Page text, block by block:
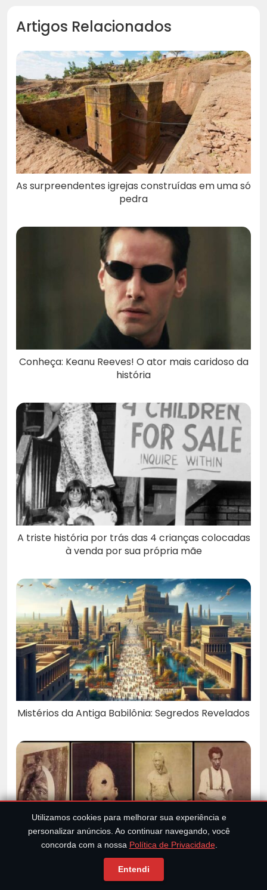
Artigos Relacionados
As surpreendentes igrejas construídas em uma só
pedra
Conheça: Keanu Reeves! O ator mais caridoso da
história
A triste história por trás das 4 crianças colocadas
à venda por sua própria mãe
Mistérios da Antiga Babilônia: Segredos Revelados
Conheça algumas das mais estranhas e bizarras
Utilizamos cookies para melhorar sua experiência e
personalizar anúncios. Ao continuar navegando, você
concorda com a nossa Política de Privacidade.
Entendi